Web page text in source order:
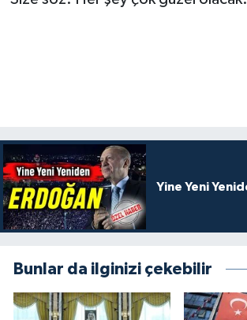
Yine Yeni
Bunlar da ilginizi çekebilir